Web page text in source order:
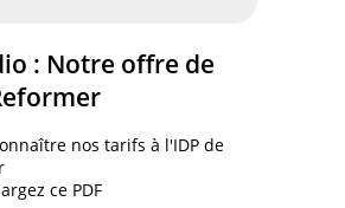
: Notre offre de
nos tarifs à l'IDP de
ce PDF